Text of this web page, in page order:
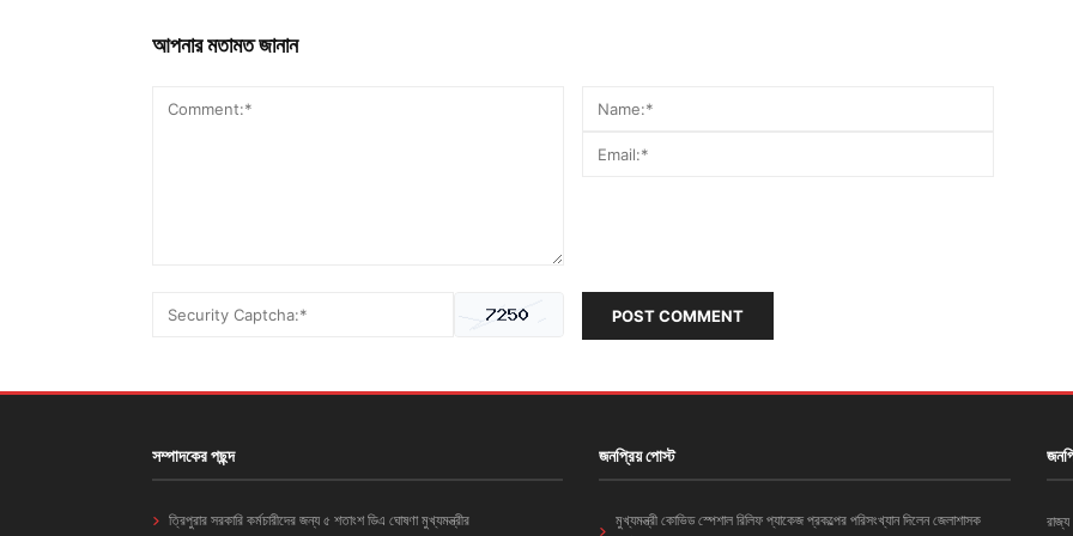
আপনার মতামত জানান
POST COMMENT
সম্পাদকের পছন্দ
ত্রিপুরার সরকারি কর্মচারীদের জন্য ৫ শতাংশ ডিএ ঘোষণা মুখ্যমন্ত্রীর
জনপ্রিয় পোস্ট
মুখ্যমন্ত্রী কোভিড স্পেশাল রিলিফ প্যাকেজ প্রকল্পের পরিসংখ্যান দিলেন জেলাশাসক
রাজ্য